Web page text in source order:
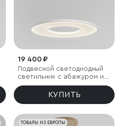
19 400 ₽
Подвесной светодиодный
светильник с абажуром из
ткани
КУПИТЬ
ТОВАРЫ ИЗ ЕВРОПЫ